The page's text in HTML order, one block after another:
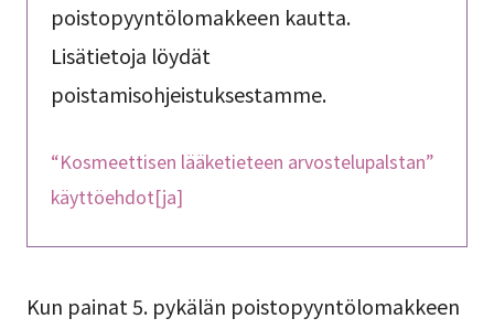
poistopyyntölomakkeen kautta.
Lisätietoja löydät
poistamisohjeistuksestamme.
“Kosmeettisen lääketieteen arvostelupalstan”
käyttöehdot[ja]
Kun painat 5. pykälän poistopyyntölomakkeen